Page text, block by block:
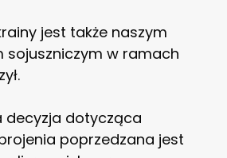
jest także naszym
sojuszniczym w ramach
decyzja dotycząca
poprzedzana jest